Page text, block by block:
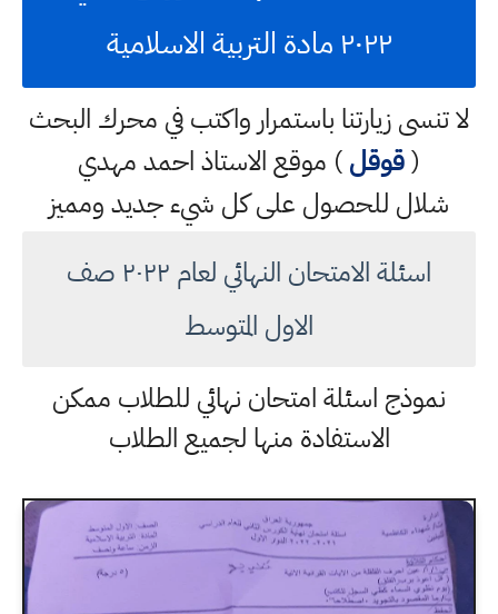
٢٠٢٢ مادة التربية الاسلامية
لا تنسى زيارتنا باستمرار واكتب في محرك البحث
(قوقل) موقع الاستاذ احمد مهدي
شلال للحصول على كل شيء جديد ومميز
اسئلة الامتحان النهائي لعام ٢٠٢٢ صف
الاول المتوسط
نموذج اسئلة امتحان نهائي للطلاب ممكن
الاستفادة منها لجميع الطلاب